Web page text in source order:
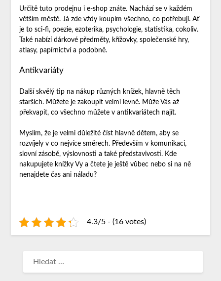
Určitě tuto prodejnu i e-shop znáte. Nachází se v každém
větším městě. Já zde vždy koupím všechno, co potřebuji. Ať
je to sci-fi, poezie, ezoterika, psychologie, statistika, cokoliv.
Také nabízí dárkové předměty, křížovky, společenské hry,
atlasy, papírnictví a podobně.
Antikvariáty
Další skvělý tip na nákup různých knížek, hlavně těch
starších. Můžete je zakoupit velmi levně. Může Vás až
překvapit, co všechno můžete v antikvariátech najít.
Myslím, že je velmi důležité číst hlavně dětem, aby se
rozvíjely v co nejvíce směrech. Především v komunikaci,
slovní zásobě, výslovnosti a také představivosti. Kde
nakupujete knížky Vy a čtete je ještě vůbec nebo si na ně
nenajdete čas ani náladu?
4.3/5 - (16 votes)